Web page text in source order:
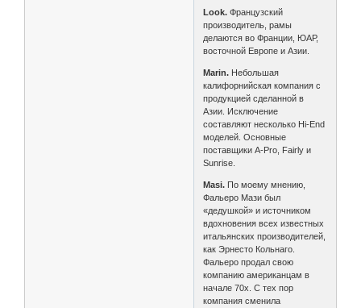
Look. Французский
производитель, рамы
делаются во Франции, ЮАР,
восточной Европе и Азии.
Marin. Небольшая
калифорнийская компания с
продукцией сделанной в
Азии. Исключение
составляют несколько Hi-End
моделей. Основные
поставщики A-Pro, Fairly и
Sunrise.
Masi. По моему мнению,
Фальеро Мази был
«дедушкой» и источником
вдохновения всех известных
итальянских производителей,
как Эрнесто Кольнаго.
Фальеро продал свою
компанию американцам в
начале 70х. С тех пор
компания сменила